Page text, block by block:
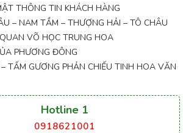
THÔNG TIN KHÁCH HÀNG
– NAM TẦM – THƯỢNG HẢI – TÔ CHÂU
VÕ HỌC TRUNG HOA
PHƯƠNG ĐÔNG
TẤM GƯƠNG PHẢN CHIẾU TINH HOA VĂN
Hotline 1
0918621001